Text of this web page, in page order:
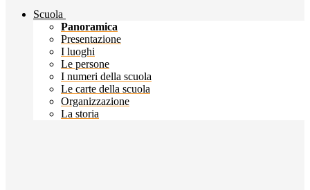
Scuola
Panoramica
Presentazione
I luoghi
Le persone
I numeri della scuola
Le carte della scuola
Organizzazione
La storia